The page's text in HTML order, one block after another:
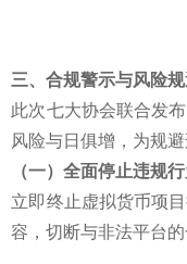
三、合规警示与风险
此次七大协会联合发
风险与日俱增，为规
（一）全面停止违规
立即终止虚拟货币项
容，切断与非法平台的